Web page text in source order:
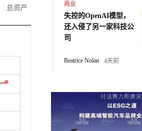
总资产 商业
失控的OpenAI模型，
还入侵了另一家科技公
司
Beatrice Nolan 4天前